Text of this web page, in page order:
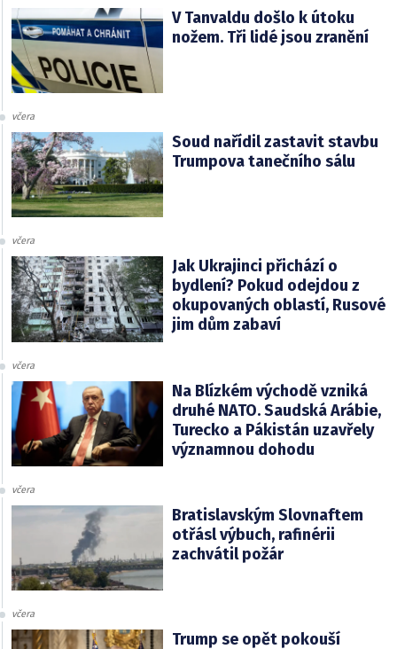
V Tanvaldu došlo k útoku
nožem. Tři lidé jsou zranění
včera
Soud nařídil zastavit stavbu
Trumpova tanečního sálu
včera
Jak Ukrajinci přichází o
bydlení? Pokud odejdou z
okupovaných oblastí, Rusové
jim dům zabaví
včera
Na Blízkém východě vzniká
druhé NATO. Saudská Arábie,
Turecko a Pákistán uzavřely
významnou dohodu
včera
Bratislavským Slovnaftem
otřásl výbuch, rafinérii
zachvátil požár
včera
Trump se opět pokouší